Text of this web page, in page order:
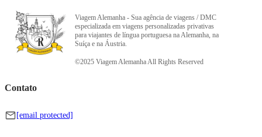
Viagem Alemanha - Sua agência de viagens / DMC
especializada em viagens personalizadas privativas
para viajantes de língua portuguesa na Alemanha, na
Suíça e na Áustria.
©2025 Viagem Alemanha All Rights Reserved
Contato
[email protected]